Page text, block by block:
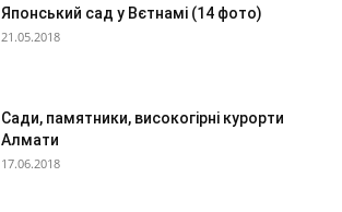
Японський сад у Вєтнамі (14 фото)
21.05.2018
Сади, памятники, високогірні курорти
Алмати
17.06.2018